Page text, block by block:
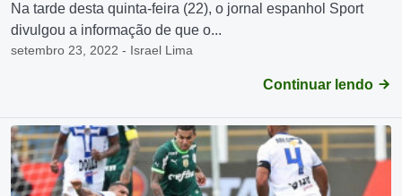
Na tarde desta quinta-feira (22), o jornal espanhol Sport
divulgou a informação de que o...
setembro 23, 2022 - Israel Lima
Continuar lendo